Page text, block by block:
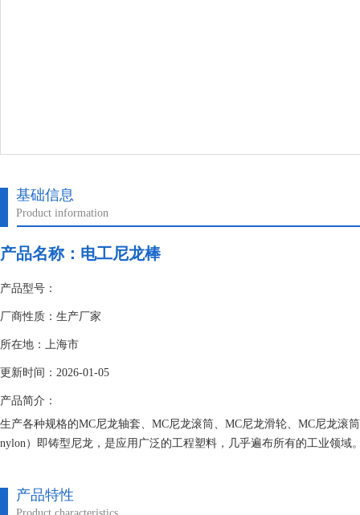
基础信息
Product information
产品名称： 电工尼龙棒
产品型号：
厂商性质：生产厂家
所在地：上海市
更新时间：2026-01-05
产品简介：
生产各种规格的MC尼龙轴套、MC尼龙滚筒、MC尼龙滑轮、MC尼龙滚
nylon）即铸型尼龙，是应用广泛的工程塑料，几乎遍布所有的工业领
产品特性